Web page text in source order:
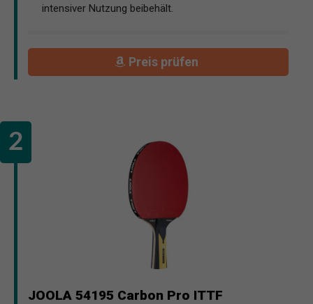
intensiver Nutzung beibehält.
Preis prüfen
JOOLA 54195 Carbon Pro ITTF